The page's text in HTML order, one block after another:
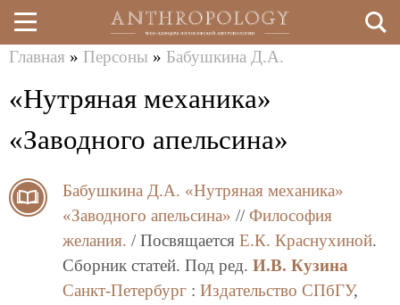
Перейти
к
здесь
Главная » Персоны » Бабушкина Д.А.
«Нутряная механика»
«Заводного апельсина»
Бабушкина Д.А. «Нутряная механика»
«Заводного апельсина» // Философия
желания. / Посвящается Е.К. Краснухиной.
Сборник статей. Под ред. И.В. Кузина
Санкт-Петербург : Издательство СПбГУ,